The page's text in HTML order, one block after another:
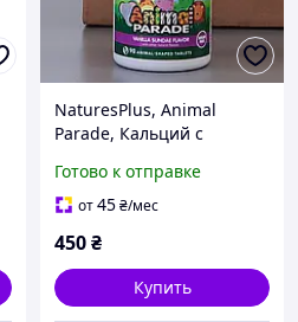
NaturesPlus, Animal
Parade, Кальций с
ванильного мороженого,
без сахара, 90 таблеток
Готово к отправке
от45₴/мес
450₴
Купить